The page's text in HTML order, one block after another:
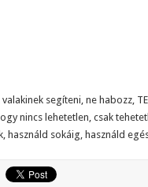
segíteni, ne habozz,
nincs lehetetlen, csak
használd sokáig, használd